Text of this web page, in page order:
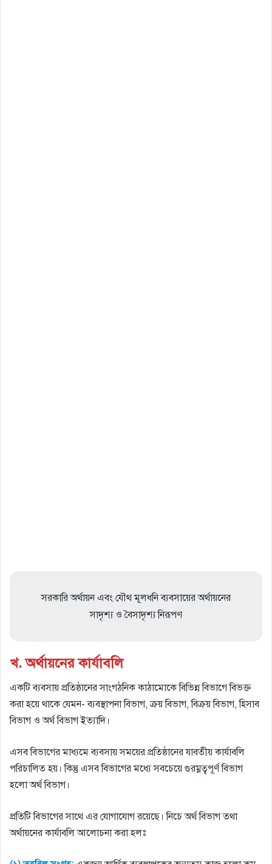
সরকারি অর্থায়ন এবং যৌথ মূলধনি ব্যবসায়ের অর্থায়নের
সাদৃশ্য ও বৈসাদৃশ্য নিরূপণ
খ. অর্থায়নের কার্যাবলি
একটি ব্যবসায় প্রতিষ্ঠানের সাংগঠনিক কাঠামােকে বিভিন্ন বিভাগে বিভক্ত
করা হয়ে থাকে যেমন- ব্যবস্থাপনা বিভাগ, ক্রয় বিভাগ, বিক্রয় বিভাগ, হিসাব
বিভাগ ও অর্থ বিভাগ ইত্যাদি।
এসব বিভাগের মাধ্যমে ব্যবসায় সময়ের প্রতিষ্ঠানের যাবতীয় কার্যাবলি
পরিচালিত হয়। কিন্তু এসব বিভাগের মধ্যে সবচেয়ে গুরম্নত্বপূর্ণ বিভাগ
হলাে অর্থ বিভাগ।
প্রতিটি বিভাগের সাথে এর যােগাযােগ রয়েছে। নিচে অর্থ বিভাগ তথা
অর্থায়নের কার্যাবলি আলােচনা করা হলঃ